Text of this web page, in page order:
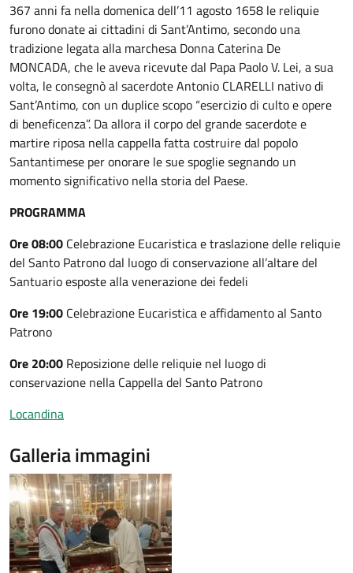
367 anni fa nella domenica dell’11 agosto 1658 le reliquie
furono donate ai cittadini di Sant’Antimo, secondo una
tradizione legata alla marchesa Donna Caterina De
MONCADA, che le aveva ricevute dal Papa Paolo V. Lei, a sua
volta, le consegnò al sacerdote Antonio CLARELLI nativo di
Sant’Antimo, con un duplice scopo “esercizio di culto e opere
di beneficenza”. Da allora il corpo del grande sacerdote e
martire riposa nella cappella fatta costruire dal popolo
Santantimese per onorare le sue spoglie segnando un
momento significativo nella storia del Paese.
PROGRAMMA
Ore 08:00 Celebrazione Eucaristica e traslazione delle reliquie
del Santo Patrono dal luogo di conservazione all’altare del
Santuario esposte alla venerazione dei fedeli
Ore 19:00 Celebrazione Eucaristica e affidamento al Santo
Patrono
Ore 20:00 Reposizione delle reliquie nel luogo di
conservazione nella Cappella del Santo Patrono
Locandina
Galleria immagini